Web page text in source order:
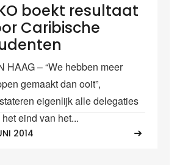
boekt resultaat
Caribische
HAAG – “We hebben meer
gemaakt dan ooit”,
eigenlijk alle delegaties
eind van het...
2014